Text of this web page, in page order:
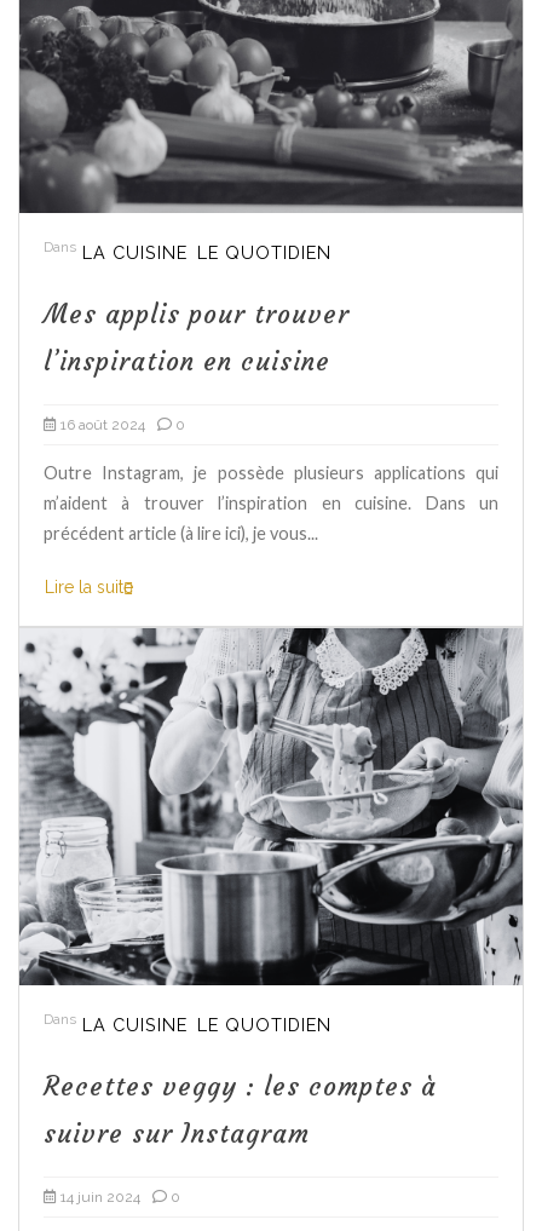
Dans LA CUISINE LE QUOTIDIEN
Mes applis pour trouver
l’inspiration en cuisine
16 août 2024 0
Outre Instagram, je possède plusieurs applications qui
m’aident à trouver l’inspiration en cuisine. Dans un
précédent article (à lire ici), je vous...
Lire la suite
Dans LA CUISINE LE QUOTIDIEN
Recettes veggy : les comptes à
suivre sur Instagram
14 juin 2024 0